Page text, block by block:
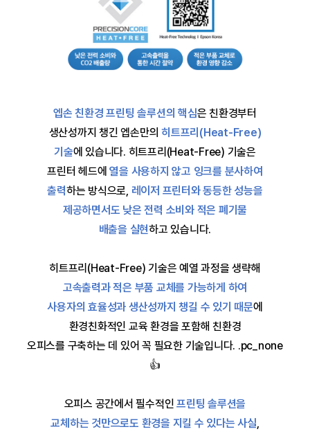
엡손 친환경 프린팅 솔루션의 핵심은 친환경부터
생산성까지 챙긴 엡손만의히트프리(Heat-Free)
기술에 있습니다. 히트프리(Heat-Free) 기술은
프린터 헤드에열을 사용하지 않고 잉크를 분사하여
출력하는 방식으로, 레이저 프린터와 동등한 성능을
제공하면서도 낮은 전력 소비와 적은 폐기물
배출을 실현하고 있습니다.
히트프리(Heat-Free) 기술은 예열 과정을 생략해
고속출력과 적은 부품 교체를 가능하게 하여
사용자의 효율성과 생산성까지 챙길 수 있기 때문에
환경친화적인 교육 환경을 포함해 친환경
오피스를 구축하는 데 있어 꼭 필요한 기술입니다. .pc_none
👍
오피스 공간에서 필수적인프린팅 솔루션을
교체하는 것만으로도 환경을 지킬 수 있다는 사실,